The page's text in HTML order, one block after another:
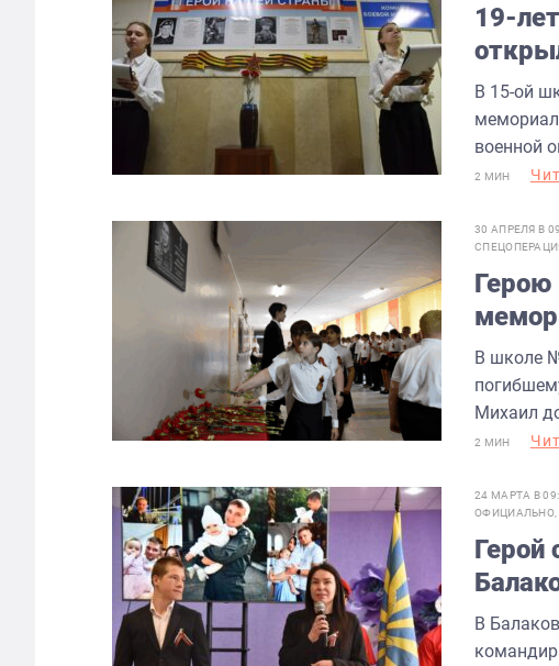
19-
В 15-ой
военной
2 МИН
30 АПРЕЛЯ В
Герою
школе
В школе
Михаил
2 МИН
24 МАРТА В
ОФИЦИАЛЬНО
Герой
доску
В